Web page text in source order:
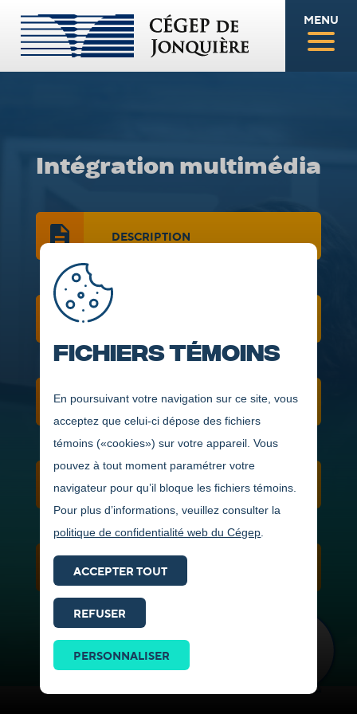
Fichiers témoins
En poursuivant votre navigation sur ce site, vous
acceptez que celui-ci dépose des fichiers
témoins («cookies») sur votre appareil. Vous
pouvez à tout moment paramétrer votre
navigateur pour qu’il bloque les fichiers témoins.
Pour plus d’informations, veuillez consulter la
politique de confidentialité web du Cégep
ACCEPTER TOUT
REFUSER
PERSONNALISER
MENU
Intégration multimédia
DESCRIPTION
VERS L'UNIVERSITÉ
NOUVELLES
VIDÉOS ET PHOTOS